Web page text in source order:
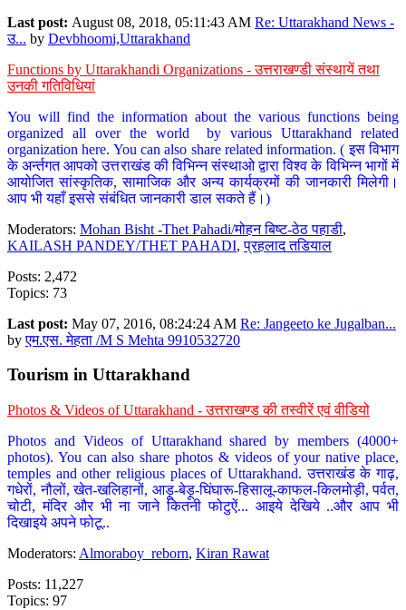
Last post: August 08, 2018, 05:11:43 AM Re: Uttarakhand News -
उ... by Devbhoomi,Uttarakhand
Functions by Uttarakhandi Organizations - उत्तराखण्डी संस्थायें तथा
उनकी गतिविधियां
You will find the information about the various functions being
organized all over the world by various Uttarakhand related
organization here. You can also share related information. ( इस विभाग
के अर्न्तगत आपको उत्तराखंड की विभिन्न संस्थाओ द्वारा विश्व के विभिन्न भागों में
आयोजित सांस्कृतिक, सामाजिक और अन्य कार्यक्रमों की जानकारी मिलेगी।
आप भी यहाँ इससे संबंधित जानकारी डाल सकते हैं।)
Moderators: Mohan Bisht -Thet Pahadi/मोहन बिष्ट-ठेठ पहाडी,
KAILASH PANDEY/THET PAHADI,प्रहलाद तडियाल
Posts: 2,472
Topics: 73
Last post: May 07, 2016, 08:24:24 AM Re: Jangeeto ke Jugalban...
byएम.एस. मेहता /M S Mehta 9910532720
Tourism in Uttarakhand
Photos & Videos of Uttarakhand - उत्तराखण्ड की तस्वीरें एवं वीडियो
Photos and Videos of Uttarakhand shared by members (4000+
photos). You can also share photos & videos of your native place,
temples and other religious places of Uttarakhand. उत्तराखंड के गाढ़,
गधेरों, नौलों, खेत-खलिहानों, आड़ू-बेड़ू-घिंघारू-हिसालू-काफल-किलमोड़ी, पर्वत,
चोटी, मंदिर और भी ना जाने कितनी फोटुऐं... आइये देखिये ..और आप भी
दिखाइये अपने फोटू..
Moderators: Almoraboy_reborn, Kiran Rawat
Posts: 11,227
Topics: 97